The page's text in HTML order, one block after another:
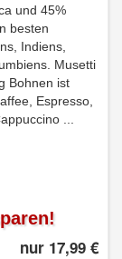
und 45%
besten
Indiens,
Musetti
Bohnen ist
Espresso,
...
nur 17,99 €